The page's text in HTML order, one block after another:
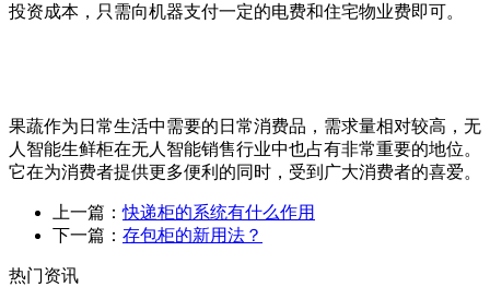
投资成本，只需向机器支付一定的电费和住宅物业费即可。
果蔬作为日常生活中需要的日常消费品，需求量相对较高，无
人智能生鲜柜在无人智能销售行业中也占有非常重要的地位。
它在为消费者提供更多便利的同时，受到广大消费者的喜爱。
上一篇：快递柜的系统有什么作用
下一篇： 存包柜的新用法？
热门资讯